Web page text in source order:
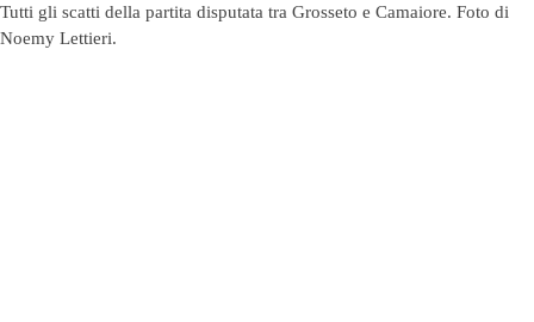
Tutti gli scatti della partita disputata tra Grosseto e Camaiore. Foto di
Noemy Lettieri.